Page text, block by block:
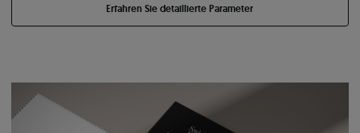
Erfahren Sie detaillierte Parameter